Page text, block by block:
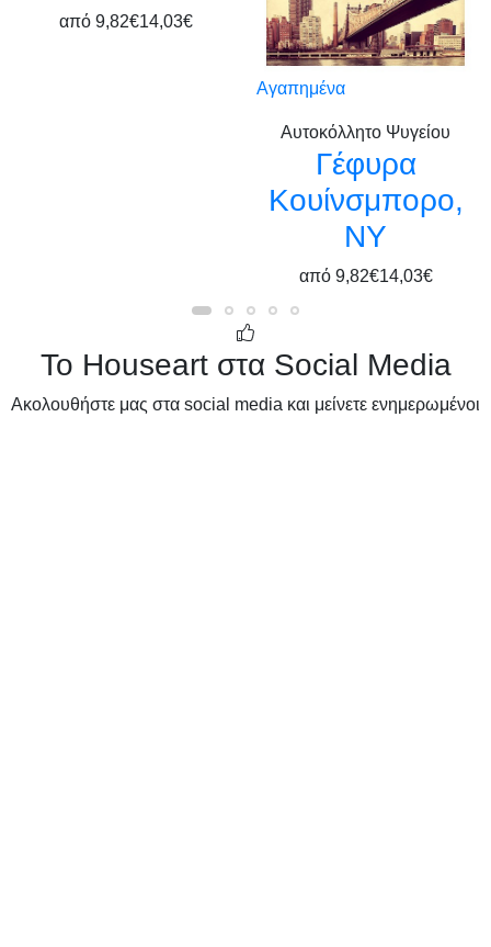
από 9,82€14,03€
Αγαπημένα
Αυτοκόλλητο Ψυγείου
Γέφυρα
Κουίνσμπορο,
ΝΥ
από 9,82€14,03€
Το Houseart στα Social Media
Ακολουθήστε μας στα social media και μείνετε ενημερωμένοι